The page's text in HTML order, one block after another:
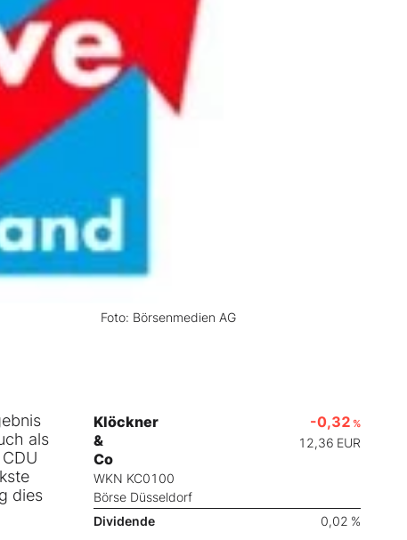
Foto: Börsenmedien AG
als
dies
Klöckner
&
Co
WKN KC0100
Börse Düsseldorf
-0,32 %
12,36 EUR
Dividende 0,02 %